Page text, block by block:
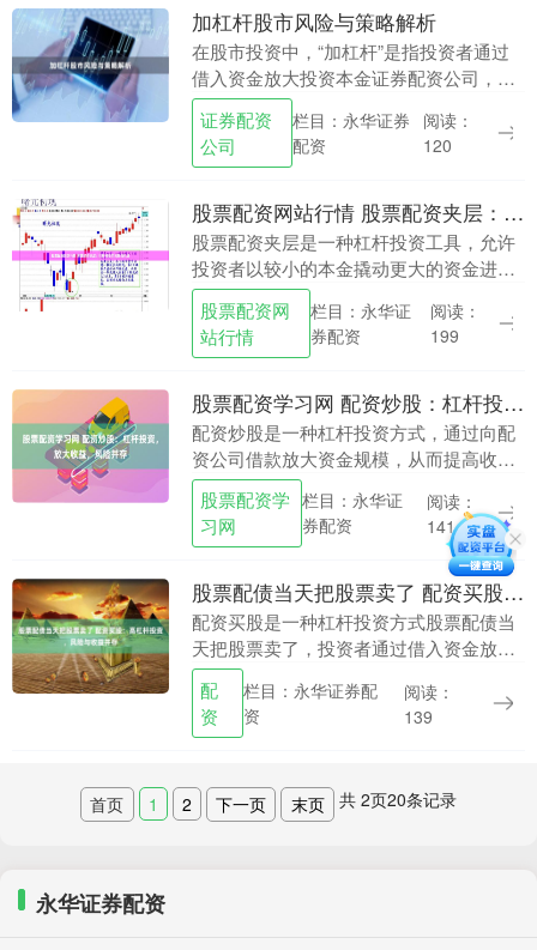
加杠杆股市风险与策略解析
在股市投资中，“加杠杆”是指投资者通过
借入资金放大投资本金证券配资公司，以
期获得更高收益的操作方式。常见的加杠
杆工具包括融资融券、配资、股指期货
等。虽然杠杆能放....
证券配资
公司
栏目：永华证券
配资
阅读：
120
股票配资网站行情 股票配资夹层：杠杆投资的风险与机遇
股票配资夹层是一种杠杆投资工具，允许
投资者以较小的本金撬动更大的资金进行
股票投资。这种方式可以放大收益，但也
带来了更高的风险。 * **放大收益：**杠杆
效应可....
股票配资网
站行情
栏目：永华证
券配资
阅读：
199
股票配资学习网 配资炒股：杠杆投资，放大收益，风险并存
配资炒股是一种杠杆投资方式，通过向配
资公司借款放大资金规模，从而提高收益
率。然而股票配资学习网，杠杆投资是一
把双刃剑，既能放大收益，也可能放大风
险。 配资不仅能....
股票配资学
习网
栏目：永华证
券配资
阅读：
141
股票配债当天把股票卖了 配资买股：高杠杆投资，风险与收益并存
配资买股是一种杠杆投资方式股票配债当
天把股票卖了，投资者通过借入资金放大
投资规模，以期获得更高的收益。然而，
这种高杠杆投资方式也伴随着较高的风
险。 配资比例是指....
配
资
栏目：永华证券配
资
阅读：
139
首页 1 2 下一页 末页 共 2页20条记录
永华证券配资